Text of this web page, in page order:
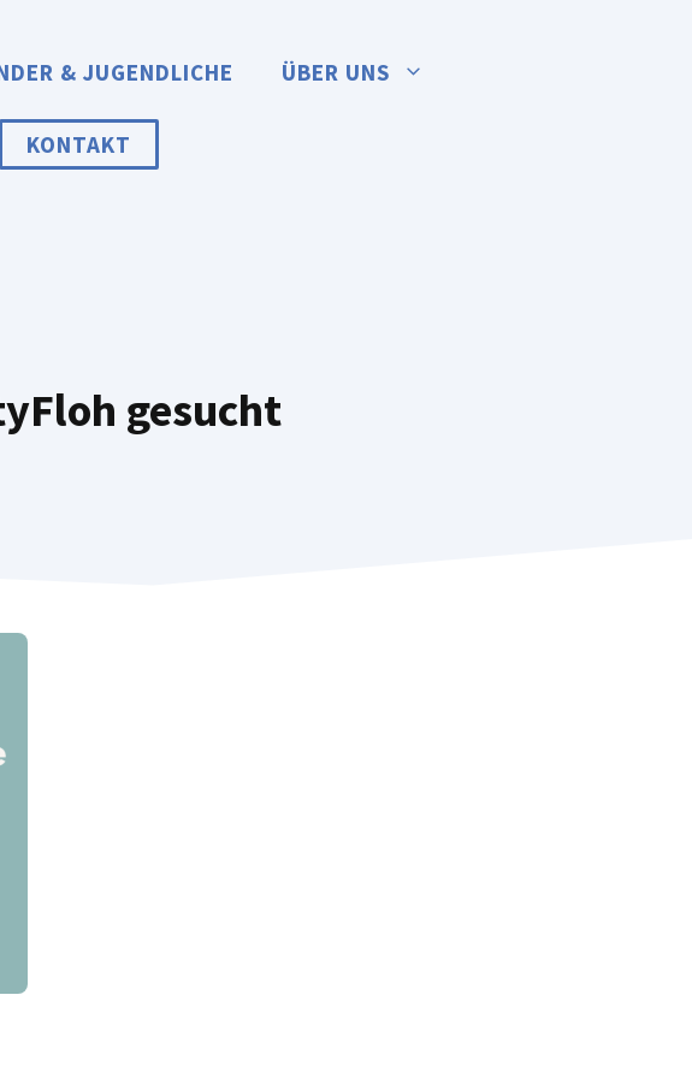
& JUGENDLICHE ÜBER UNS
KONTAKT
gesucht